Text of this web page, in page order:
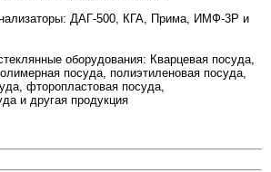
ДАГ-500, КГА, Прима, ИМФ-3Р и
оборудования: Кварцевая посуда,
посуда, полиэтиленовая посуда,
фторопластовая посуда,
и другая продукция